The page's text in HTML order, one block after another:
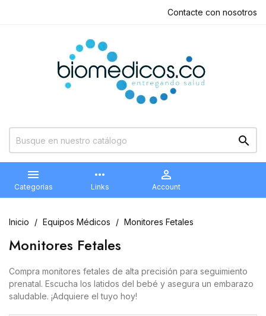
Contacte con nosotros


Categorías
more_horiz
Links

Account
Inicio Equipos Médicos Monitores Fetales
Monitores Fetales
Compra monitores fetales de alta precisión para seguimiento
prenatal. Escucha los latidos del bebé y asegura un embarazo
saludable. ¡Adquiere el tuyo hoy!